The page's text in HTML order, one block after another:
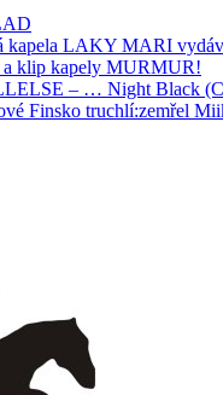
kapela LAKY MARI
a klip kapely MURMUR!
– … Night Black
Finsko truchlí:zemřel